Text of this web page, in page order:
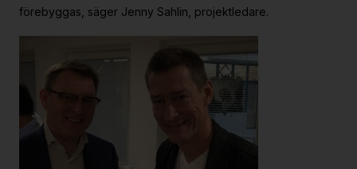
förebyggas, säger Jenny Sahlin, projektledare.